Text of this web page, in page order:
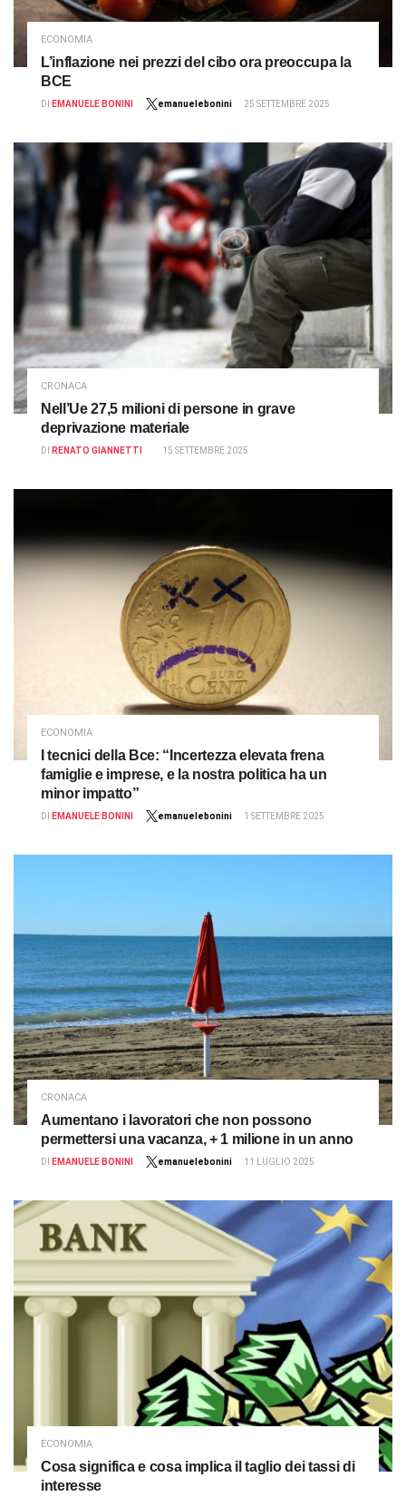
ECONOMIA
L’inflazione nei prezzi del cibo ora preoccupa la
BCE
DI EMANUELE BONINI emanuelebonini 25 SETTEMBRE 2025
CRONACA
Nell’Ue 27,5 milioni di persone in grave
deprivazione materiale
DI RENATO GIANNETTI 15 SETTEMBRE 2025
ECONOMIA
I tecnici della Bce: “Incertezza elevata frena
famiglie e imprese, e la nostra politica ha un
minor impatto”
DI EMANUELE BONINI emanuelebonini 1 SETTEMBRE 2025
CRONACA
Aumentano i lavoratori che non possono
permettersi una vacanza, + 1 milione in un anno
DI EMANUELE BONINI emanuelebonini 11 LUGLIO 2025
ECONOMIA
Cosa significa e cosa implica il taglio dei tassi di
interesse